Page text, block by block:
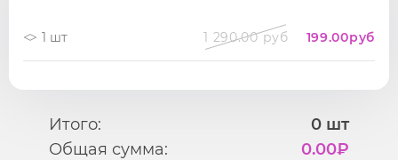
1 шт 1 290.00 руб 199.00руб
Итого: 0 шт
Общая сумма:
0.00₽